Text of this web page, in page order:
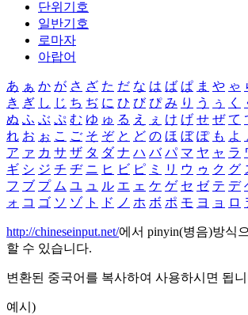
단위기호
일반기호
로마자
아랍어
あ ぁ か が さ ざ た だ な は ば ぱ ま や ゃ
き ぎ し じ ち ぢ に ひ び ぴ み り う ぅ く
ぬ ふ ぶ ぷ む ゆ ゅ る え ぇ け げ せ ぜ て
れ お ぉ こ ご そ ぞ と ど の ほ ぼ ぽ も よ
ア ァ カ サ ザ タ ダ ナ ハ バ パ マ ヤ ャ ラ
ギ シ ジ チ ヂ ニ ヒ ビ ピ ミ リ ウ ゥ ク グ
フ ブ プ ム ユ ュ ル エ ェ ケ ゲ セ ゼ テ デ
ォ コ ゴ ソ ゾ ト ド ノ ホ ボ ポ モ ヨ ョ ロ
http://chineseinput.net/에서 pinyin(병음)방식
할 수 있습니다.
변환된 중국어를 복사하여 사용하시면 됩
예시)